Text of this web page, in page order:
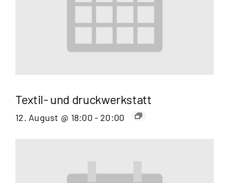
Textil- und druckwerkstatt
12. August @ 18:00 - 20:00